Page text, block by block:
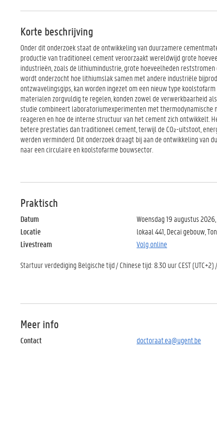
Korte beschrijving
Onder dit onderzoek staat de ontwikkeling van duurzamere
productie van traditioneel cement veroorzaakt wereldwijd grote
industrieën, zoals de lithiumindustrie, grote hoeveelheden
wordt onderzocht hoe lithiumslak samen met andere industriële
ontzwavelingsgips, kan worden ingezet om een nieuw type
materialen zorgvuldig te regelen, konden zowel de verwerkbaarheid
studie combineert laboratoriumexperimenten met
reageren en hoe de interne structuur van het cement zich ontwikkelt.
betere prestaties dan traditioneel cement, terwijl de CO₂-uitstoot,
werden verminderd. Dit onderzoek draagt bij aan de ontwikkeling van
naar een circulaire en koolstofarme bouwsector.
Praktisch
Datum
Woensdag 19 augustus
Locatie
lokaal 441, Decai gebouw,
Livestream
Volg online
Startuur verdediging Belgische tijd / Chinese tijd: 8.30 uur CEST (UTC+2) /
Meer info
Contact doctoraat.ea@ugent.be